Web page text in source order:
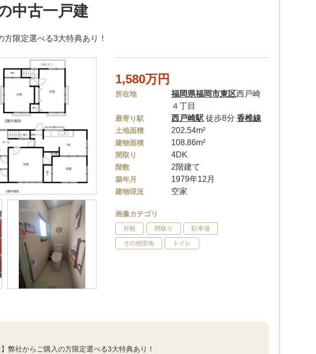
中古一戸建
方限定選べる3大特典あり！
1,580万円
所在地 福岡県福岡市東区西戸崎
４丁目
最寄り駅 西戸崎駅 徒歩8分香椎線
土地面積 202.54m²
建物面積 108.86m²
間取り 4DK
階数 2階建て
築年月 1979年12月
建物現況 空家
画像カテゴリ
外観 間取り 駐車場
その他現地 トイレ
弊社からご購入の方限定選べる3大特典あり！